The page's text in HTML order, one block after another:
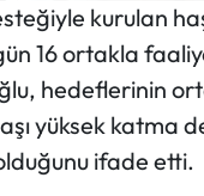
kurulan
16 ortakla
hedeflerinin
yüksek katma
ifade etti.